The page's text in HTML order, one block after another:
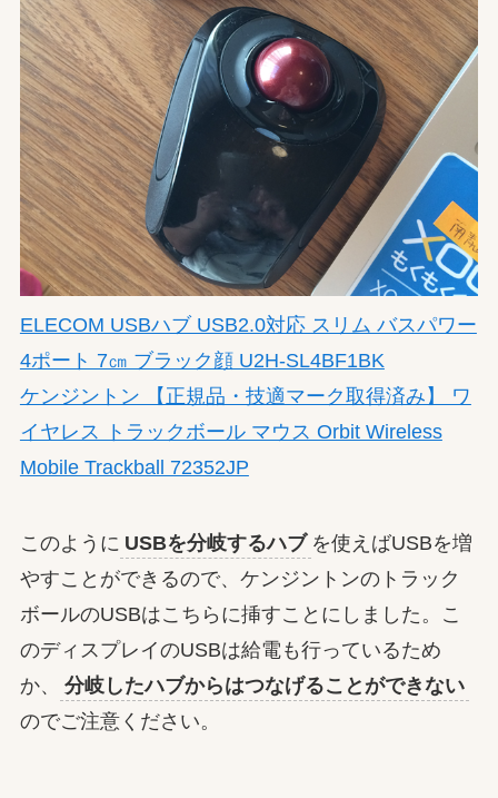
ELECOM USBハブ USB2.0対応 スリム バスパワー
4ポート 7㎝ ブラック顔 U2H-SL4BF1BK
ケンジントン 【正規品・技適マーク取得済み】 ワ
イヤレス トラックボール マウス Orbit Wireless
Mobile Trackball 72352JP
このように USBを分岐するハブ を使えばUSBを増
やすことができるので、ケンジントンのトラック
ボールのUSBはこちらに挿すことにしました。こ
のディスプレイのUSBは給電も行っているため
か、
分岐したハブからはつなげることができない
のでご注意ください。